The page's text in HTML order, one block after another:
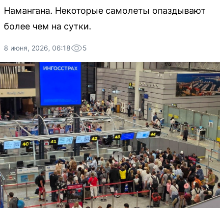
Намангана. Некоторые самолеты опаздывают
более чем на сутки.
8 июня, 2026, 06:18 5